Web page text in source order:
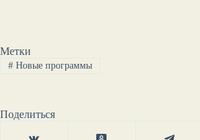
Метки
#Новые программы
Поделиться